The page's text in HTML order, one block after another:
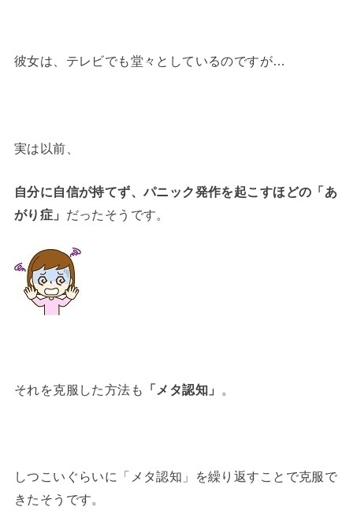
彼女は、テレビでも堂々としているのですが…
実は以前、
自分に自信が持てず、パニック発作を起こすほどの「あ
がり症」 だったそうです。
それを克服した方法も 「メタ認知」 。
しつこいぐらいに「メタ認知」を繰り返すことで克服で
きたそうです。